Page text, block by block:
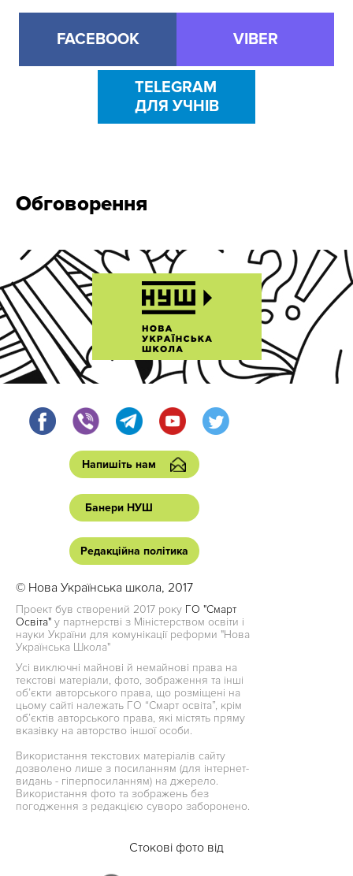
FACEBOOK VIBER
TELEGRAM
ДЛЯ УЧНІВ
Обговорення
Напишіть нам
Банери НУШ
Редакційна політика
© Нова Українська школа, 2017
Проект був створений 2017 року ГО "Смарт
Освіта" у партнерстві з Міністерством освіти і
науки України для комунікації реформи "Нова
Українська Школа"
Усі виключні майнові й немайнові права на
текстові матеріали, фото, зображення та інші
об’єкти авторського права, що розміщені на
цьому сайті належать ГО “Смарт освіта”, крім
об’єктів авторського права, які містять пряму
вказівку на авторство іншої особи.
Використання текстових матеріалів сайту
дозволено лише з посиланням (для інтернет-
видань - гіперпосиланням) на джерело.
Використання фото та зображень без
погодження з редакцією суворо заборонено.
Стокові фото від